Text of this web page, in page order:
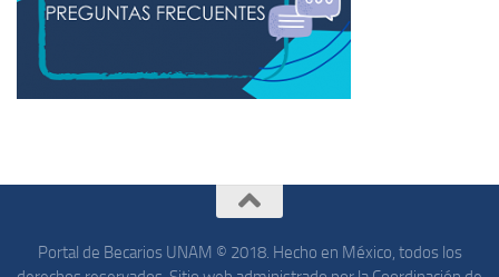
Portal de Becarios UNAM © 2018. Hecho en México, todos los